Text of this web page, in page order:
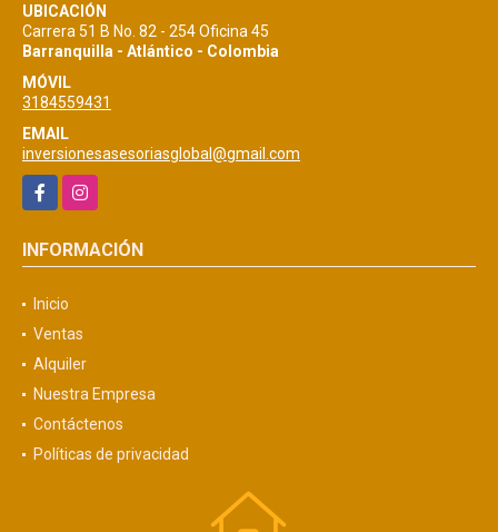
UBICACIÓN
Carrera 51 B No. 82 - 254 Oficina 45
Barranquilla - Atlántico - Colombia
MÓVIL
3184559431
EMAIL
inversionesasesoriasglobal@gmail.com
FacebookInstagram
INFORMACIÓN
Inicio
Ventas
Alquiler
Nuestra Empresa
Contáctenos
Políticas de privacidad